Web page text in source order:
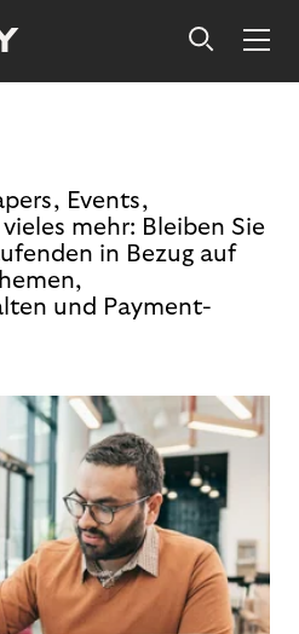
Events,
mehr: Bleiben Sie
in Bezug auf
und Payment-